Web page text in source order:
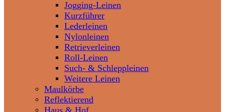
Jogging-Leinen
Kurzführer
Lederleinen
Nylonleinen
Retrieverleinen
Roll-Leinen
Such- & Schleppleinen
Weitere Leinen
Maulkörbe
Reflektierend